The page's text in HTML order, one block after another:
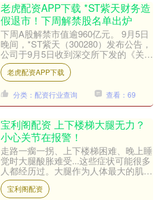
老虎配资APP下载 *ST紫天财务造
假退市！下周解禁股名单出炉
下周A股解禁市值逾960亿元。 9月5日
晚间，*ST紫天（300280）发布公告，
公司于9月5日收到深交所下发的《关于
福建紫天传媒科技股份有限公司股票终
止上市的....
老虎配资APP下载
分类：配资行业查询 查看：69
宝利阁配资 上下楼梯大腿无力？
小心关节在报警！
走路一瘸一拐、上下楼梯困难、晚上睡
觉时大腿酸胀难受...这些症状可能很多
人都经历过。大腿作为人体最大的肌肉
群，每天都在承受着巨大的压力，一旦
出现疼痛，往往会严重....
宝利阁配资